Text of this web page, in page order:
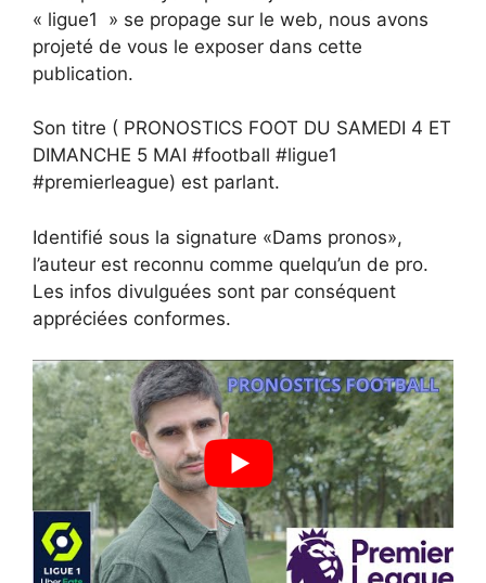
« ligue1 » se propage sur le web, nous avons
projeté de vous le exposer dans cette
publication.
Son titre ( PRONOSTICS FOOT DU SAMEDI 4 ET
DIMANCHE 5 MAI #football #ligue1
#premierleague) est parlant.
Identifié sous la signature «Dams pronos»,
l’auteur est reconnu comme quelqu’un de pro.
Les infos divulguées sont par conséquent
appréciées conformes.